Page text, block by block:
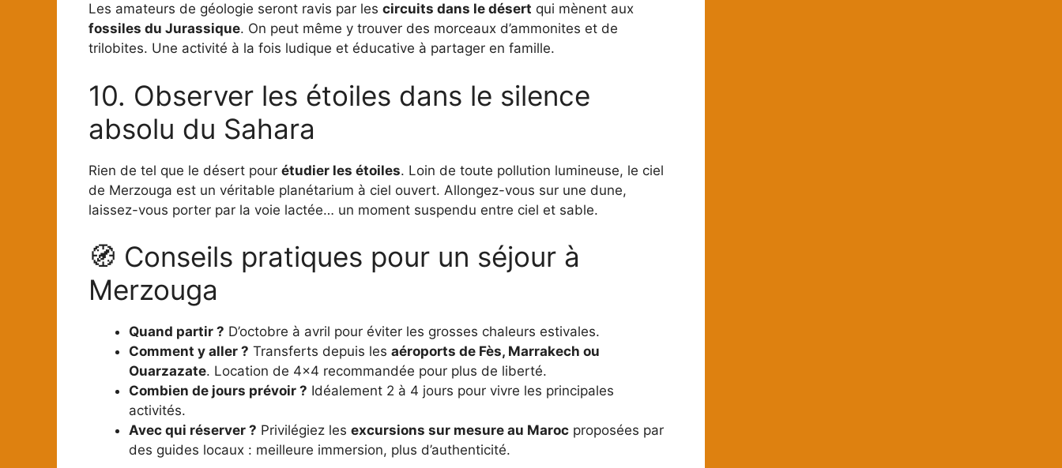
Les amateurs de géologie seront ravis par les circuits dans le désert qui mènent aux
fossiles du Jurassique. On peut même y trouver des morceaux d’ammonites et de
trilobites. Une activité à la fois ludique et éducative à partager en famille.
10. Observer les étoiles dans le silence
absolu du Sahara
Rien de tel que le désert pour étudier les étoiles. Loin de toute pollution lumineuse, le ciel
de Merzouga est un véritable planétarium à ciel ouvert. Allongez-vous sur une dune,
laissez-vous porter par la voie lactée… un moment suspendu entre ciel et sable.
🧭 Conseils pratiques pour un séjour à
Merzouga
Quand partir ? D’octobre à avril pour éviter les grosses chaleurs estivales.
Comment y aller ? Transferts depuis les aéroports de Fès, Marrakech ou
Ouarzazate. Location de 4×4 recommandée pour plus de liberté.
Combien de jours prévoir ? Idéalement 2 à 4 jours pour vivre les principales
activités.
Avec qui réserver ? Privilégiez les excursions sur mesure au Maroc proposées par
des guides locaux : meilleure immersion, plus d’authenticité.